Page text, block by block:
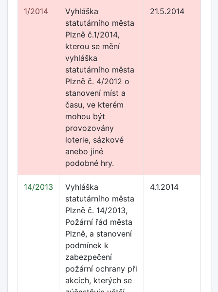
1/2014
Vyhláška
statutárního města
Plzně č.1/2014,
kterou se mění
vyhláška
statutárního města
Plzně č. 4/2012 o
stanovení míst a
času, ve kterém
mohou být
provozovány
loterie, sázkové
anebo jiné
podobné hry.
21.5.2014
14/2013
Vyhláška
statutárního města
Plzně č. 14/2013,
Požární řád města
Plzně, a stanovení
podmínek k
zabezpečení
požární ochrany při
akcích, kterých se
4.1.2014